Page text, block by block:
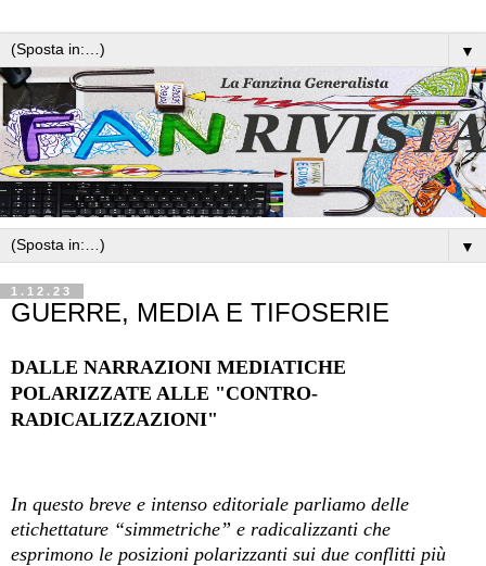
▼
▼
1.12.23
GUERRE, MEDIA E TIFOSERIE
DALLE NARRAZIONI MEDIATICHE
POLARIZZATE ALLE "CONTRO-
RADICALIZZAZIONI"
In questo breve e intenso editoriale parliamo delle
etichettature “simmetriche” e radicalizzanti che
esprimono le posizioni polarizzanti sui due conflitti più